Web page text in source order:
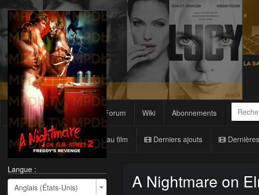
Films Sagas Forum Wiki Abonnements
Nouveau film Derniers ajouts
Langue :
Anglais (États-Unis)
A Nightmare on